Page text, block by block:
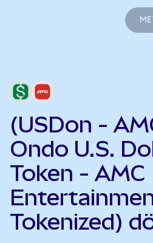
(USDon -
Ondo U.S.
Token - AMC
Tokenized)